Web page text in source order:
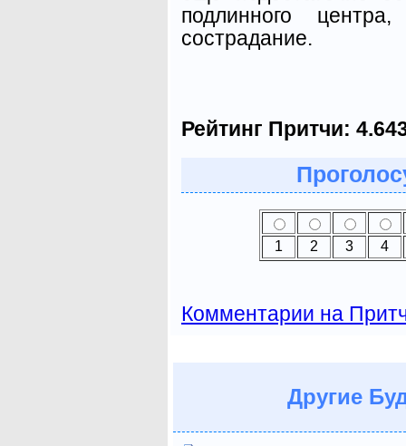
подлинного
сострадание.
Рейтинг Притчи:
1 2 3 4
Комментарии на
Другие